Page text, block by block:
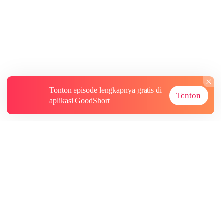
Tonton episode lengkapnya gratis di
aplikasi GoodShort
Tonton